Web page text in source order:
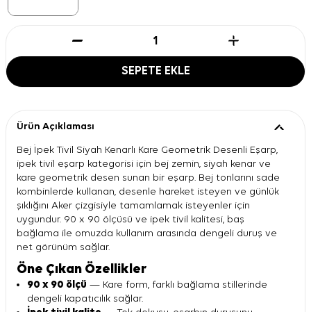
SEPETE EKLE
Ürün Açıklaması
Bej İpek Tivil Siyah Kenarlı Kare Geometrik Desenli Eşarp,
ipek tivil eşarp kategorisi için bej zemin, siyah kenar ve
kare geometrik desen sunan bir eşarp. Bej tonlarını sade
kombinlerde kullanan, desenle hareket isteyen ve günlük
şıklığını Aker çizgisiyle tamamlamak isteyenler için
uygundur. 90 x 90 ölçüsü ve ipek tivil kalitesi, baş
bağlama ile omuzda kullanım arasında dengeli duruş ve
net görünüm sağlar.
Öne Çıkan Özellikler
90 x 90 ölçü — Kare form, farklı bağlama stillerinde
dengeli kapatıcılık sağlar.